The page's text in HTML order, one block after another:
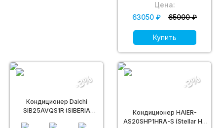
Цена:
63050 ₽
65000 ₽
Купить
Кондиционер Daichi
SIB25AVQS1R (SIBERIA
-3%
Кондиционер HAIER-
AS20SHP1HRA-S (Stellar HP
-3%